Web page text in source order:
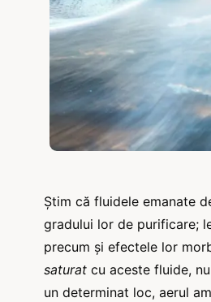
Știm că fluidele emanate
gradului lor de purificare;
precum și efectele lor
saturatcu aceste fluide,
un determinat loc, aerul